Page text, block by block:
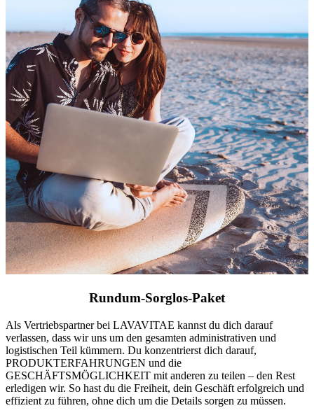
Rundum-Sorglos-Paket
Als Vertriebspartner bei LAVAVITAE kannst du dich darauf
verlassen, dass wir uns um den gesamten administrativen und
logistischen Teil kümmern. Du konzentrierst dich darauf,
PRODUKTERFAHRUNGEN und die
GESCHÄFTSMÖGLICHKEIT mit anderen zu teilen – den Rest
erledigen wir. So hast du die Freiheit, dein Geschäft erfolgreich und
effizient zu führen, ohne dich um die Details sorgen zu müssen.